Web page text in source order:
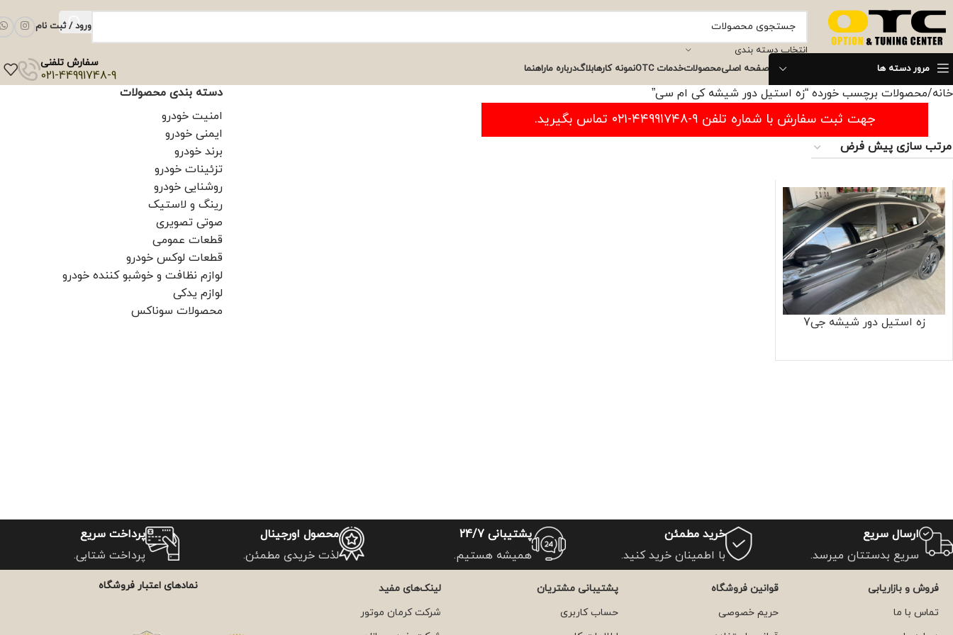
انتخاب دسته بندی
ورود / ثبت نام
مرور دسته ها صفحه اصلیمحصولاتخدمات OTC نمونه کارهابلاگدرباره ماراهنما سفارش تلفنی
021-44991748-9
خانه محصولات برچسب خورده “زه استیل دور شیشه کی ام سی”
جهت ثبت سفارش با شماره تلفن ۹-۴۴۹۹۱۷۴۸-۰۲۱ تماس بگیرید.
زه استیل دور شیشه جی7
دسته بندی محصولات
امنیت خودرو
ایمنی خودرو
برند خودرو
تزئینات خودرو
روشنایی خودرو
رینگ و لاستیک
صوتی تصویری
قطعات عمومی
قطعات لوکس خودرو
لوازم نظافت و خوشبو کننده خودرو
لوازم یدکی
محصولات سوناکس
ارسال سریع
سریع بدستتان میرسد.
خرید مطمئن
با اطمینان خرید کنید.
پشتیبانی 24/7
همیشه هستیم.
محصول اورجینال
لذت خریدی مطمئن.
پرداخت سریع
پرداخت شتابی.
فروش و بازاریابی
تماس با ما
قوانین فروشگاه
حریم خصوصی
پشتیبانی مشتریان
حساب کاربری
لینک‌های مفید
شرکت کرمان موتور
نمادهای اعتبار فروشگاه